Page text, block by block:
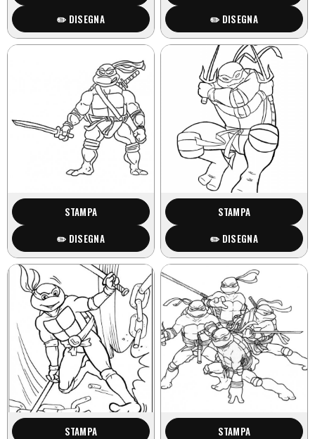
✏️ DISEGNA
✏️ DISEGNA
STAMPA
✏️ DISEGNA
STAMPA
✏️ DISEGNA
STAMPA
STAMPA